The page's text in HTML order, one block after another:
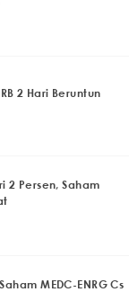
2 Hari Beruntun
2 Persen, Saham
MEDC-ENRG Cs